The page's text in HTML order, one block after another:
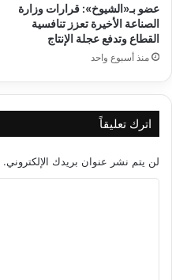
عضو بـ«الشيوخ»: قرارات وزارة
الصناعة الأخيرة تعزز تنافسية
القطاع وتدفع عجلة الإنتاج
منذ أسبوع واحد
اترك تعليقاً
لن يتم نشر عنوان بريدك الإلكتروني.